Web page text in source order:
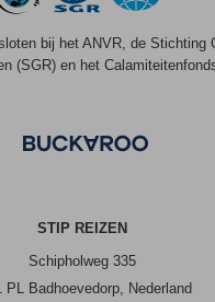
bij het ANVR, de Stichting
(SGR) en het
STIP REIZEN
Schipholweg 335
PL Badhoevedorp, Nederland